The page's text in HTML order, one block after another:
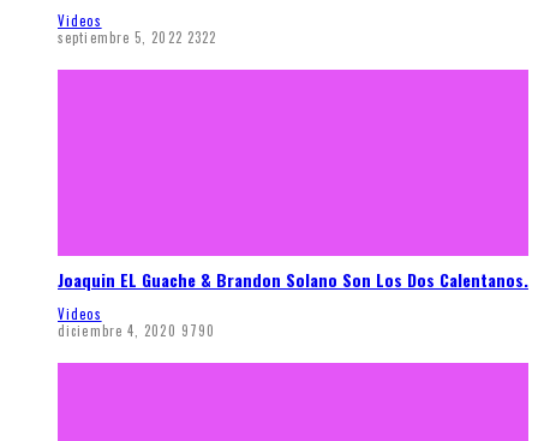
Videos
septiembre 5, 2022 2322
Joaquin EL Guache & Brandon Solano Son Los Dos Calentanos.
Videos
diciembre 4, 2020 9790